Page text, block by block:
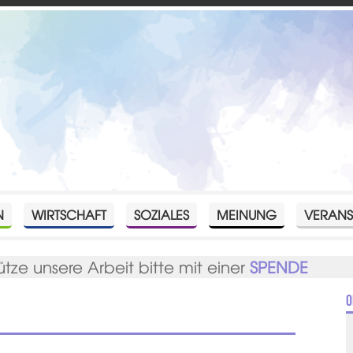
WIRTSCHAFT SOZIALES MEINUNG
unsere Arbeit bitte mit einerSPENDE